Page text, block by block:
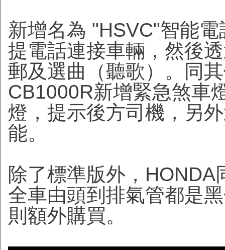
新增名為 "HSVC"智能
提電話連接車輛，然後
郵及選曲（聽歌）。同
CB1000R新增緊急煞車
燈，提示後方司機，另
能。
除了標準版外，
全車由頭到排氣管都是
則額外購買。